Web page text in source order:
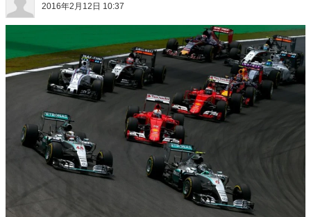
2016年2月12日 10:37